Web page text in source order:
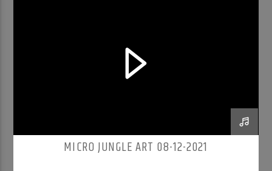
MICRO JUNGLE ART 08-12-2021